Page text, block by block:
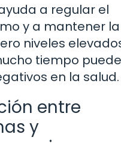
a regular el
y a mantener la
niveles
tiempo
en la salud.
entre
y